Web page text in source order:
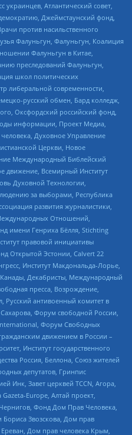
Атлантический совет,
Джеймстаунский фонд,
против насильственного
Фалуньгун, Фалуньгун, Коалиция
Фалуньгун в Китае,
преследований Фалуньгун,
школ политических
либеральной современности,
русский обмен, Бард колледж,
Оксфордский российский фонд,
информации, Проект Медиа,
Духовное Управление
Церкви, Новое
Международный Библейский
движение, Всемирный Институт
Духовной Технологии,
за выборами, Республика
развития журналистики,
Отношений,
имени Генриха Бёлля, Stichting
правовой инициативы
Открытой Эстонии, Calvert 22
Институт Макдональда-Лорье,
Декабристы, Международный
пресса, Возрождение,
Русский антивоенный комитет в
Форум свободной России,
Форум Свободных
движением в России –
Институт государственного
Россия, Беллона, Союз жителей
депутатов, Гринпис
Инк, Завет церквей TCCN, Агора,
Europe, Алтай проект,
Фонд Дом Прав Человека,
Бориса Звозскова, Дом прав
Дом прав человека Крым,